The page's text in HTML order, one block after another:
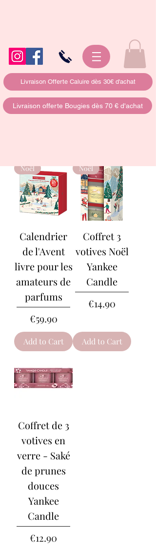
Livraison Offerte Caluire dès 30€ d'achat
Livraison offerte Bougies dès 70 € d'achat
Noël
Calendrier
de l'Avent
livre pour les
amateurs de
parfums
Price
€59.90
Add to Cart
Noël
Coffret 3
votives Noël
Yankee
Candle
Price
€14.90
Add to Cart
Coffret de 3
votives en
verre - Saké
de prunes
douces
Yankee
Candle
Price
€12.90